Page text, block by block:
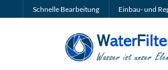
Schnelle Bearbeitung Einbau- und